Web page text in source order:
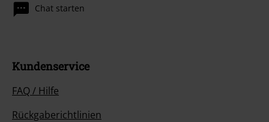
Chat starten
Kundenservice
FAQ / Hilfe
Rückgaberichtlinien